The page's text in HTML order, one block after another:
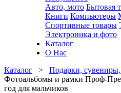
Авто, мото Бытовая
Книги Компьютеры
Спортивные товары
Электроника и фото
Каталог
О Нас
Каталог > Подарки,
Фотоальбомы и рамки Проф-
год для мальчиков